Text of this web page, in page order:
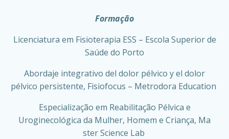
Formação
Licenciatura em Fisioterapia ESS – Escola Superior de
Saúde do Porto
Abordaje integrativo del dolor pélvico y el dolor
pélvico persistente, Fisiofocus – Metrodora Education
Especialização em Reabilitação Pélvica e
Uroginecológica da Mulher, Homem e Criança, Ma
ster Science Lab